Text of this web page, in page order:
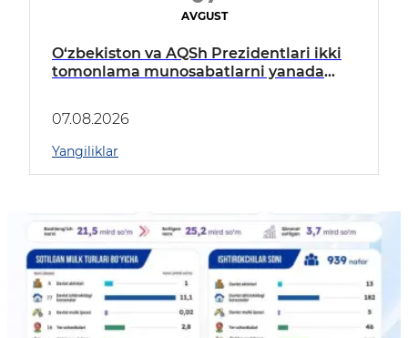
AVGUST
O‘zbekiston va AQSh Prezidentlari ikki
tomonlama munosabatlarni yanada
07.08.2026
Yangiliklar